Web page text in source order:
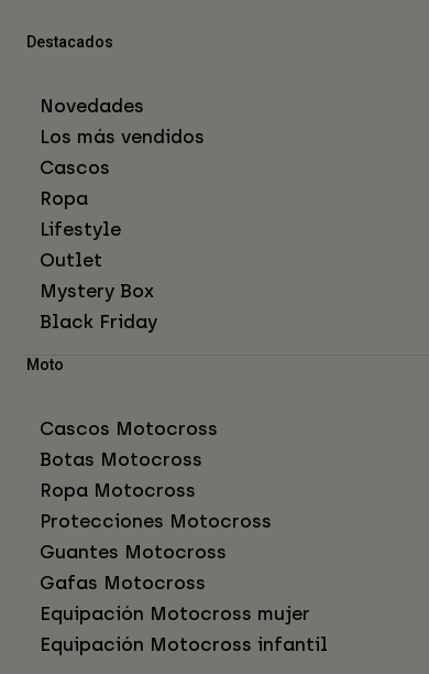
Destacados
Novedades
Los más vendidos
Cascos
Ropa
Lifestyle
Outlet
Mystery Box
Black Friday
Moto
Cascos Motocross
Botas Motocross
Ropa Motocross
Protecciones Motocross
Guantes Motocross
Gafas Motocross
Equipación Motocross mujer
Equipación Motocross infantil